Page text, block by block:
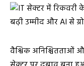
वैश्विक अनिश्चितताओं